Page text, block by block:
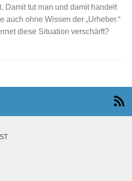
Damit tut man und damit handelt
auch ohne Wissen der „Urheber.“
diese Situation verschärft?